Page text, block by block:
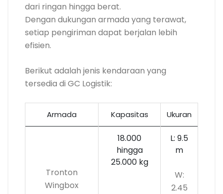
dari ringan hingga berat.
Dengan dukungan armada yang terawat,
setiap pengiriman dapat berjalan lebih
efisien.
Berikut adalah jenis kendaraan yang
tersedia di GC Logistik:
Armada Kapasitas Ukuran
Tronton
Wingbox
18.000
hingga
25.000 kg
L: 9.5
m
W:
2.45